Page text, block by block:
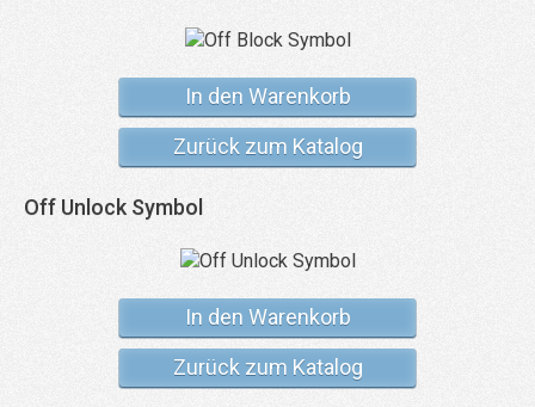
In den Warenkorb
Zurück zum Katalog
Off Unlock Symbol
In den Warenkorb
Zurück zum Katalog